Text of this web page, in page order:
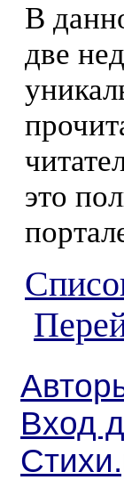
В
две
это
Вход